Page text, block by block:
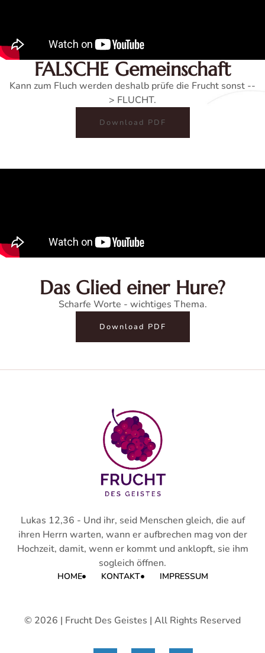
FALSCHE Gemeinschaft
Kann zum Fluch werden deshalb prüfe die Frucht sonst --
> FLUCHT.
Download PDF
Das Glied einer Hure?
Scharfe Worte - wichtiges Thema.
Download PDF
Lukas 12,36 - Und ihr, seid Menschen gleich, die auf
ihren Herrn warten, wann er aufbrechen mag von der
Hochzeit, damit, wenn er kommt und anklopft, sie ihm
sogleich öffnen.
HOME KONTAKT IMPRESSUM
© 2026 | Frucht Des Geistes | All Rights Reserved